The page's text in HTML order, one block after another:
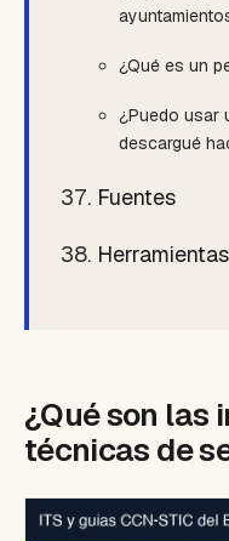
¿Qué es un
¿Puedo usar
descargué
Fuentes
¿Qué son las
técnicas de